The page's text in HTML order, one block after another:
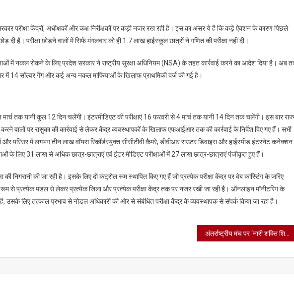
परीक्षा केंद्रों, अधीक्षकों और कक्ष निरीक्षकों पर कड़ी नजर रख रही है। इस का असर ये है कि कड़े ऐक्शन के कारण पिछले
दी हैं। परीक्षा छोड़ने वालों में सिर्फ मंगलवार को ही 1.7 लाख हाईस्कूल छात्रों ने गणित की परीक्षा नहीं दी।
में नकल रोकने के लिए प्रदेश सरकार ने राष्ट्रीय सुरक्षा अधिनियम (NSA) के तहत कार्रवाई करने का आदेश दिया है। अब
में 14 सॉल्वर गैंग और कई अन्य नकल माफियाओं के खिलाफ प्राथमिकी दर्ज की गई है।
मार्च तक यानी कुल 12 दिन चलेंगी। इंटरमीडिएट की परीक्षाएं 16 फरवरी से 4 मार्च तक यानी 14 दिन तक चलेंगी। इस बार
वालों पर रासुका की कार्रवाई से लेकर केंद्र व्यवस्थापकों के खिलाफ एफआईआर तक की कार्रवाई के निर्देश दिए गए हैं। सभी
और परिसर में लगभग तीन लाख वॉयस रिकॉर्डरयुक्त सीसीटीवी कैमरे, डीवीआर राउटर डिवाइस और हाईस्पीड इंटरनेट कनेक्शन
के लिए 31 लाख से अधिक छात्र-छात्राएं एवं इंटर मीडिएट परीक्षाओं में 27 लाख छात्र-छात्राएं पंजीकृत हुए हैं।
निगरानी की जा रही है। इसके लिए दो कंट्रोल रूम स्थापित किए गए हैं जो प्रत्येक परीक्षा केंद्र पर वेब कास्टिंग के जरिए
रूम से प्रत्येक मंडल से लेकर प्रत्येक जिला और प्रत्येक परीक्षा केंद्र तक पर नजर रखी जा रही है। ऑनलाइन मॉनीटरिंग के
है, उसके लिए तत्काल प्रभाव से नोडल अधिकारी की ओर से संबंधित परीक्षा केंद्र के व्यवस्थापक से संपर्क किया जा रहा है।
अंतर्राष्ट्रीय मंच पर ‘नारी शक्ति शिरोमणि अवार्ड’ से सम्मानित होंगी डॉ कल्पना श्रीवास्तव 12 मार्च को दिल्ली में मिलेगा अवार्ड